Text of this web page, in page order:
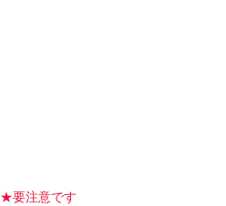
★要注意です